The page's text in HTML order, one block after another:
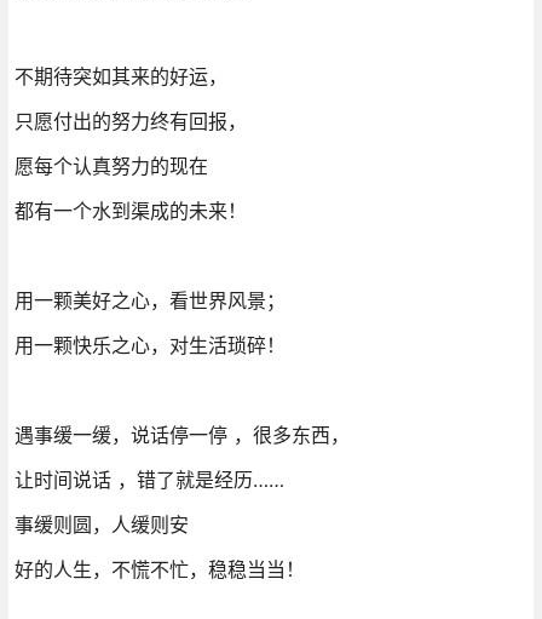
不期待突如其来的好运，
只愿付出的努力终有回报，
愿每个认真努力的现在
都有一个水到渠成的未来！
用一颗美好之心，看世界风景；
用一颗快乐之心，对生活琐碎！
遇事缓一缓，说话停一停 ，很多东西，
让时间说话 ，错了就是经历……
事缓则圆，人缓则安
好的人生，不慌不忙，稳稳当当！